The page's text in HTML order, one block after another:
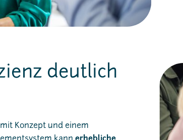
deutlich
Konzept und einem